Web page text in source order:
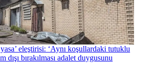
eleştirisi: ‘Aynı koşullardaki tutuklu
bırakılması adalet duygusunu